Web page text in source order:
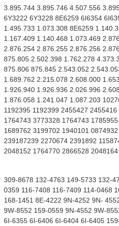
3.895.744 3.895.746 4.507.556
6Y3222 6Y3228 8E6259 6I6354
1.495.733 1.073.308 8E6259
1.167.409 1.140.468 1.073.469
2.876.254 2.876.255 2.876.256
875.805 2.502.398 1.762.278
875.806 875.845 2.543.052
1.689.762 2.215.078 2.608.000
1.926.940 1.926.936 2.026.996
1.876.058 1.241.047 1.087.203
1192395 1192399 2455427
1764743 3773328 1764743
1689762 3199702 1940101
239187239 2270674 2391892
2048152 1764770 2866528 2048164
309-8678 132-4763 149-5733 132-
0359 116-7408 116-7409 114-0468
168-1451 8E-4222 9N-4252 9N-
9W-8552 159-0559 9N-4552 9W-
6I-6355 6I-6406 6I-6404 6I-6405